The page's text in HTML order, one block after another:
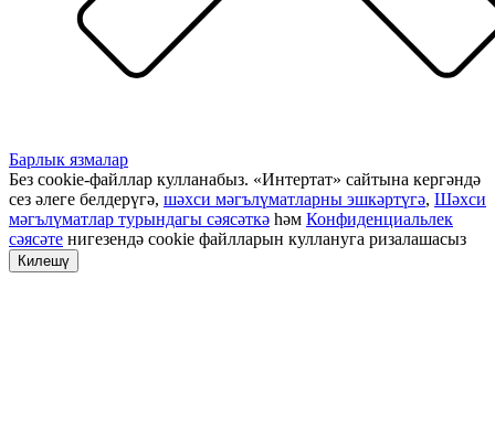
Барлык язмалар
Без cookie-файллар кулланабыз. «Интертат» сайтына кергәндә
сез әлеге белдерүгә, шәхси мәгълүматларны эшкәртүгә, Шәхси
мәгълүматлар турындагы сәясәткә һәм Конфиденциальлек
сәясәте нигезендә cookie файлларын куллануга ризалашасыз
Килешү